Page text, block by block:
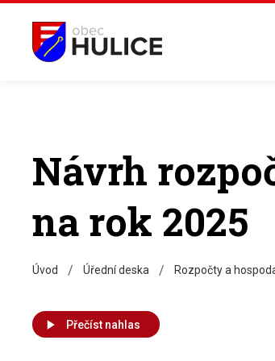
Návrh
na rok 2025
Úvod / Úřední deska / Rozpočty a
Přečíst nahlas